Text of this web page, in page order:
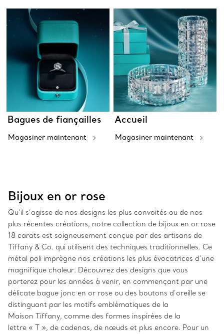
Bagues de fiançailles
Magasiner maintenant
Accueil
Magasiner maintenant
Bijoux en or rose
Qu’il s’agisse de nos designs les plus convoités ou de nos
plus récentes créations, notre collection de bijoux en or rose
18 carats est soigneusement conçue par des artisans de
Tiffany & Co. qui utilisent des techniques traditionnelles. Ce
métal poli imprègne nos créations les plus évocatrices d’une
magnifique chaleur. Découvrez des designs que vous
porterez pour les années à venir, en commençant par une
délicate bague jonc en or rose ou des boutons d’oreille se
distinguant par les motifs emblématiques de la
Maison Tiffany, comme des formes inspirées de la
lettre « T », de cadenas, de nœuds et plus encore. Pour un